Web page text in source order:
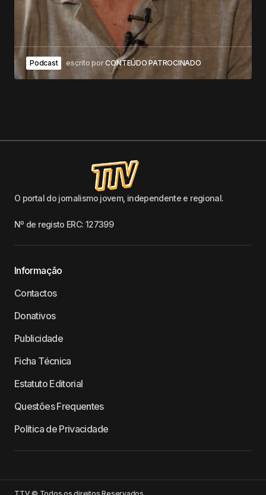
Podcast escrito porCONTEÚDO PATROCINADO
O portal do jornalismo jovem, independente e regional.
Nº de registo ERC: 127399
Informação
Contactos
Donativos
Publicidade
Ficha Técnica
Estatuto Editorial
Questões Frequentes
Política de Privacidade